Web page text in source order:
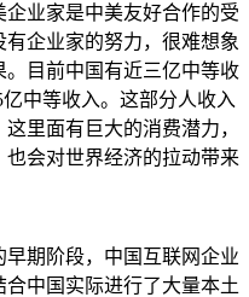
业家是中美友好合作的受
企业家的努力，很难想象
目前中国有近三亿中等收
中等收入。这部分人收入
里面有巨大的消费潜力，
会对世界经济的拉动带来
期阶段，中国互联网企业
中国实际进行了大量本土